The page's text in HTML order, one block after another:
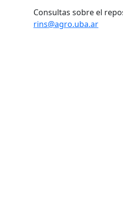
Consultas sobre el
rins@agro.uba.ar